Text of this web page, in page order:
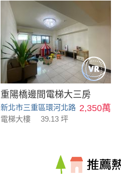
重陽橋邊間電梯大三房
新北市三重區環河北路 2,350萬
電梯大樓 39.13 坪